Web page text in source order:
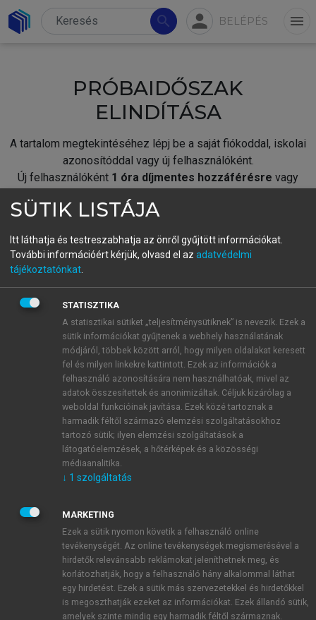
search person BELÉPÉS menu
PRÓBAIDŐSZAK
ELINDÍTÁSA
A tartalom megtekintéséhez lépj be a saját fiókoddal, iskolai
azonosítóddal vagy új felhasználóként.
Új felhasználóként 1 óra díjmentes hozzáférésre vagy
fiókoddal,vagy hozz létre új fiókot.
A regisztráció után apróbaidőszakautomatikusan
BELÉPÉS SAJÁT FIÓKKAL
ÚJ FIÓK LÉTREHOZÁSA
1 óra díjmentes hozzáférés
E-MAIL-CÍM
JELSZÓ
JELSZÓ ÚJRA
Kérek értesítést a MeRSZ újdonságairól, akcióiról.
SÜTIK LISTÁJA
Itt láthatja és testreszabhatja az önről gyűjtött információkat.
További információért kérjük, olvasd el az adatvédelmi
tájékoztatónkat
STATISZTIKA
A statisztikai sütiket „teljesítménysütiknek” is nevezik. Ezek a
sütik információkat gyűjtenek a webhely használatának
módjáról, többek között arról, hogy milyen oldalakat keresett
fel és milyen linkekre kattintott. Ezek az információk a
felhasználó azonosítására nem használhatóak, mivel az
adatok összesítettek és anonimizáltak. Céljuk kizárólag a
weboldal funkcióinak javítása. Ezek közé tartoznak a
harmadik féltől származó elemzési szolgáltatásokhoz
tartozó sütik; ilyen elemzési szolgáltatások a
látogatóelemzések, a hőtérképek és a közösségi
médiaanalitika.
↓ 1 szolgáltatás
MARKETING
Ezek a sütik nyomon követik a felhasználó online
tevékenységét. Az online tevékenységek megismerésével a
hirdetők relevánsabb reklámokat jeleníthetnek meg, és
korlátozhatják, hogy a felhasználó hány alkalommal láthat
egy hirdetést. Ezek a sütik más szervezetekkel és hirdetőkkel
is megoszthatják ezeket az információkat. Ezek állandó sütik,
amelyek szinte mindig egy harmadik féltől származnak.